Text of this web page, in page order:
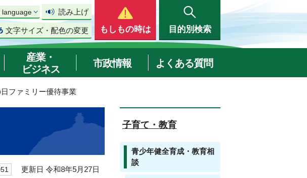
language 読み上げ
文字サイズ・配色の変更 もしもの時は 目的別検索
産業・
ビジネス
市政情報 よくある質問
ファミリー優待事業
更新日 令和8年5月27日
子育て・教育
青少年健全育成・教育相
談